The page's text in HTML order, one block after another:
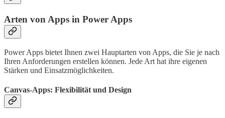
Arten von Apps in Power Apps
Power Apps bietet Ihnen zwei Hauptarten von Apps, die Sie je nach
Ihren Anforderungen erstellen können. Jede Art hat ihre eigenen
Stärken und Einsatzmöglichkeiten.
Canvas-Apps: Flexibilität und Design